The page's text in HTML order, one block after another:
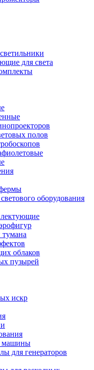
для света
полов
оборудования
облаков
пузырей
искр
машины
для генераторов